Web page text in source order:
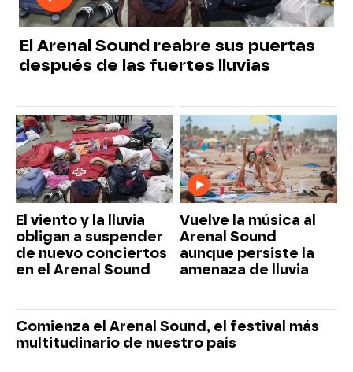
El Arenal Sound reabre sus puertas
después de las fuertes lluvias
El viento y la lluvia
obligan a suspender
de nuevo conciertos
en el Arenal Sound
Vuelve la música al
Arenal Sound
aunque persiste la
amenaza de lluvia
Comienza el Arenal Sound, el festival más
multitudinario de nuestro país